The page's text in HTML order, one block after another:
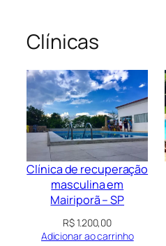
Clínicas
Clínica de recuperação
masculina em
Mairiporã – SP
R$1.200,00
Adicionar ao carrinho